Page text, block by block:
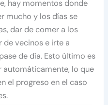
hay momentos donde
mucho y los días se
dar de comer a los
de vecinos e irte a
de día. Esto último es
automáticamente, lo que
el progreso en el caso